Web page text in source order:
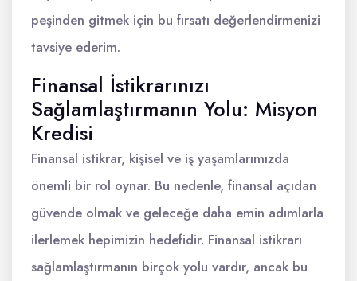
peşinden gitmek için bu fırsatı değerlendirmenizi
tavsiye ederim.
Finansal İstikrarınızı
Sağlamlaştırmanın Yolu: Misyon
Kredisi
Finansal istikrar, kişisel ve iş yaşamlarımızda
önemli bir rol oynar. Bu nedenle, finansal açıdan
güvende olmak ve geleceğe daha emin adımlarla
ilerlemek hepimizin hedefidir. Finansal istikrarı
sağlamlaştırmanın birçok yolu vardır, ancak bu